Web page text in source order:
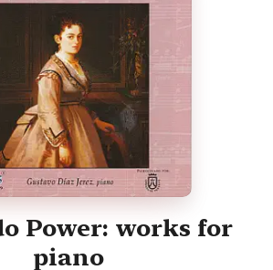
Power: works for
piano